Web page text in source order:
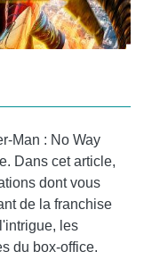
Man : No Way
Dans cet article,
dont vous
de la franchise
les
du box-office.